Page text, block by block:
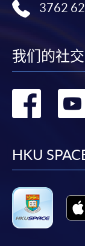
3762
我们的社
转
HKU